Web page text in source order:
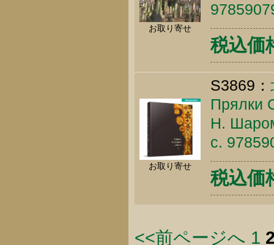
お取り寄せ
税込価
お取り寄せ
S3869：
Прялки
Н.
c.
税込価
<<前ページへ 1